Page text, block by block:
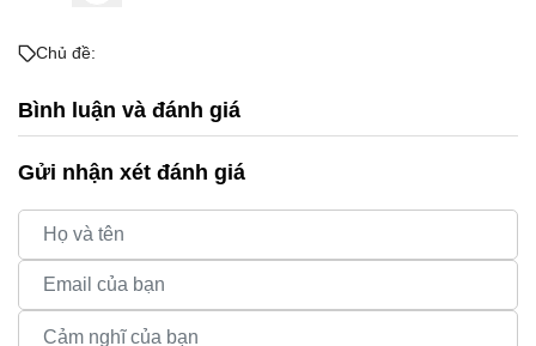
Chủ đề:
Bình luận và đánh giá
Gửi nhận xét đánh giá